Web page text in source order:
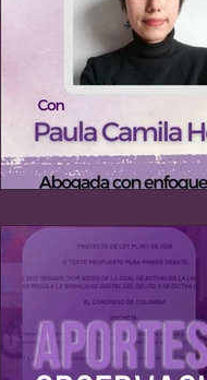
Explotación sexual
Justicia Social